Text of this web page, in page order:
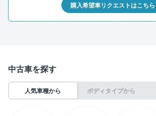
購入希望車リクエストはこちら
中古車を探す
人気車種から ボディタイプから